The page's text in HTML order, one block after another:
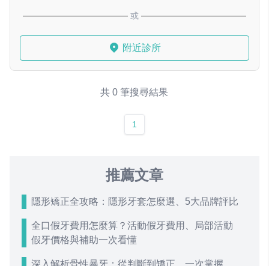
或
附近診所
共 0 筆搜尋結果
1
推薦文章
隱形矯正全攻略：隱形牙套怎麼選、5大品牌評比
全口假牙費用怎麼算？活動假牙費用、局部活動
假牙價格與補助一次看懂
深入解析骨性暴牙：從判斷到矯正，一次掌握